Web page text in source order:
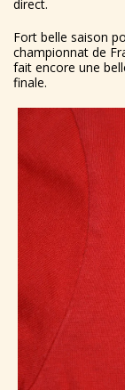
direct.
Fort belle saison
championnat de
fait encore une
finale.